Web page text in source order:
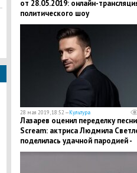
от 28.05.2019: онлайн-
политического шоу
28 мая 2019, 18:52 —Культура
Лазарев оценил переделку песни
Scream: актриса Людмила
поделилась удачной пародией -
кадры